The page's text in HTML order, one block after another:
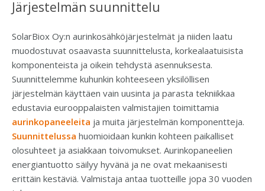
Järjestelmän suunnittelu
SolarBiox Oy:n aurinkosähköjärjestelmät ja niiden laatu
muodostuvat osaavasta suunnittelusta, korkealaatuisista
komponenteista ja oikein tehdystä asennuksesta.
Suunnittelemme kuhunkin kohteeseen yksilöllisen
järjestelmän käyttäen vain uusinta ja parasta tekniikkaa
edustavia eurooppalaisten valmistajien toimittamia
aurinkopaneeleita ja muita järjestelmän komponentteja.
Suunnittelussa huomioidaan kunkin kohteen paikalliset
olosuhteet ja asiakkaan toivomukset. Aurinkopaneelien
energiantuotto säilyy hyvänä ja ne ovat mekaanisesti
erittäin kestäviä. Valmistaja antaa tuotteille jopa 30 vuoden